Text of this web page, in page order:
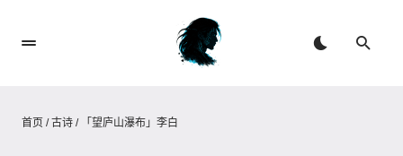
首页 /古诗 / 「望庐山瀑布」李白